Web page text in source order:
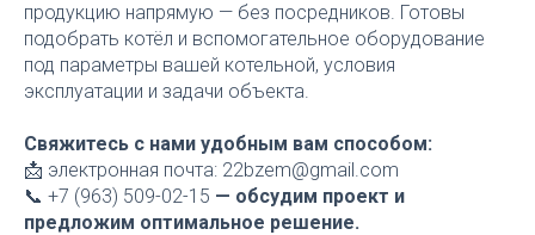
продукцию напрямую — без посредников. Готовы
подобрать котёл и вспомогательное оборудование
под параметры вашей котельной, условия
эксплуатации и задачи объекта.
Свяжитесь с нами удобным вам способом:
📩 электронная почта: 22bzem@gmail.com
📞 +7 (963) 509-02-15 — обсудим проект и
предложим оптимальное решение.